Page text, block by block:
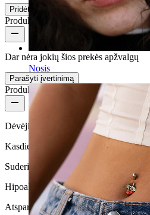
Nosis
Pridėti į krepšelį
Produkto atsiliepimai
Dar nėra jokių šios prekės apžvalgų
Parašyti įvertinimą
Produkto kokybė
Dėvėjimo dažnumas
Kasdienio naudojimo
Suderinamumas su oda
Hipoalerginis
Atsparus vandeniui